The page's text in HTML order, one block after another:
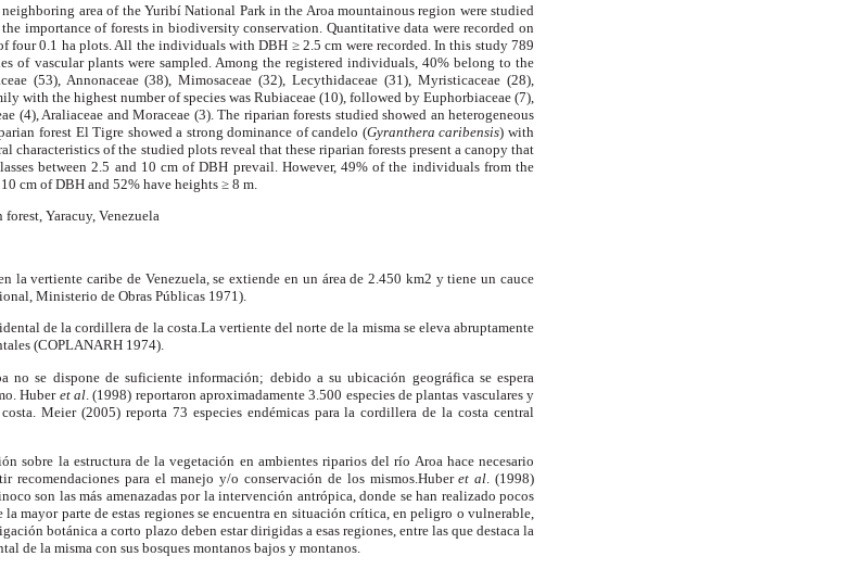
area of the Yuribí National Park in the Aroa mountainous region were studied
the importance of forests in biodiversity conservation. Quantitative data were recorded on
four0.1 ha plots. All the individuals with DBH ≥ 2.5 cm were recorded. In this study 789
of vascular plants were sampled. Among the registered individuals, 40% belong to the
(53), Annonaceae (38), Mimosaceae (32), Lecythidaceae (31), Myristicaceae (28),
with the highest number of species was Rubiaceae (10), followed by Euphorbiaceae (7),
(4), Araliaceae and Moraceae (3). The riparian forests studied showed an heterogeneous
forest El Tigre showed a strong dominance of candelo (Gyranthera caribensis) with
characteristics of the studied plots reveal that these riparian forests present a canopy that
between 2.5 and 10 cm of DBH prevail. However, 49% of the individuals from the
10 cm of DBH and 52% have heights ≥ 8 m
Yaracuy, Venezuela
la vertiente caribe de Venezuela, se extiende en un área de 2.450 km2 y tiene un cauce
Ministerio de Obras Públicas 1971).
de la cordillera de la costa.La vertiente del norte de la misma se eleva abruptamente
(COPLANARH 1974).
no se dispone de suficiente información; debido a su ubicación geográfica se espera
Huber et al . (1998) reportaron aproximadamente 3.500 especies de plantas vasculares y
Meier (2005) reporta 73 especies endémicas para la cordillera de la costa central
sobre la estructura de la vegetación en ambientes riparios del río Aroa hace necesario
recomendaciones para el manejo y/o conservación de los mismos.Huberet al . (1998)
son las más amenazadas por la intervención antrópica, donde se han realizado pocos
mayor parte de estas regiones se encuentra en situación crítica, en peligro o vulnerable,
botánica a corto plazo deben estar dirigidas a esas regiones, entre las que destaca la
de la misma con sus bosques montanos bajos y montanos.